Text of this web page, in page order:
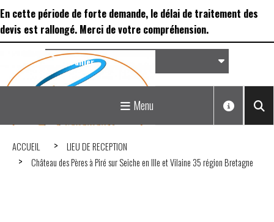
En cette période de forte demande, le délai de traitement des
devis est rallongé. Merci de votre compréhension.
Matériel de réception &
Déco...
Panier
Menu
ACCUEIL
LIEU DE RECEPTION
Château des Pères à Piré sur Seiche en Ille et Vilaine 35 région Bretagne